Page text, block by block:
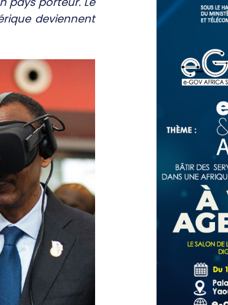
deviennent